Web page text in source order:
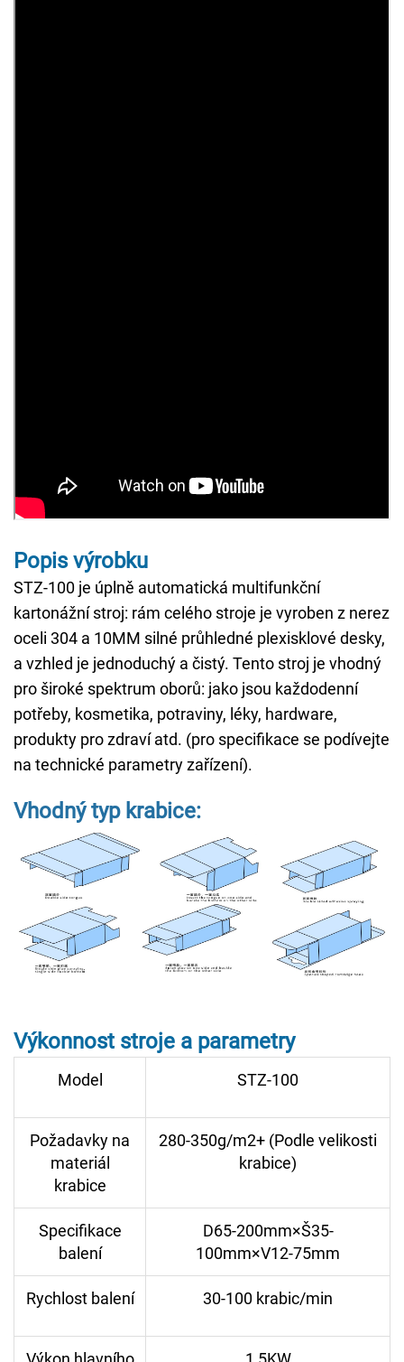
Popis výrobku
STZ-100 je úplně automatická multifunkční
kartonážní stroj: rám celého stroje je vyroben z nerez
oceli 304 a 10MM silné průhledné plexisklové desky,
a vzhled je jednoduchý a čistý. Tento stroj je vhodný
pro široké spektrum oborů: jako jsou každodenní
potřeby, kosmetika, potraviny, léky, hardware,
produkty pro zdraví atd. (pro specifikace se podívejte
na technické parametry zařízení).
Vhodný typ krabice:
Výkonnost stroje a parametry
Model STZ-100
Požadavky na
materiál
krabice
280-350g/m2+ (Podle velikosti
krabice)
Specifikace
balení
D65-200mm×Š35-
100mm×V12-75mm
Rychlost balení 30-100 krabic/min